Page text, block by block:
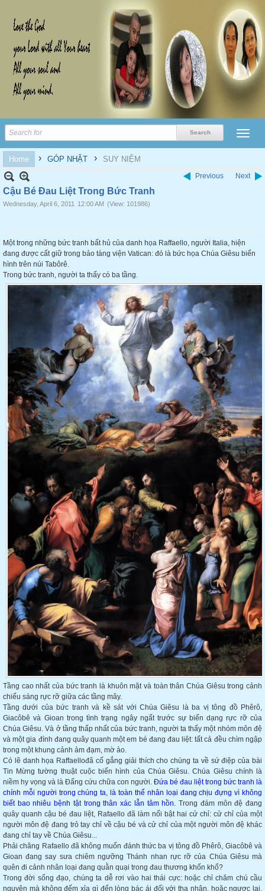
Home › GÓP NHẶT › SUY NIỆM
Previous Next
Cậu Bé Đau Liệt Trong Bức Tranh
Wednesday, April 6, 2011 12:00 AM (View: 101986)
Một trong những bức tranh bất hủ của danh họa Raffaello, người Italia, hiện
đang được cất giữ trong bảo tàng viện Vatican: đó là bức họa Chúa Giêsu biến
hình trên núi Tabôrê.
Trong bức tranh, người ta thấy có ba tầng.
Tầng cao nhất của bức tranh là khuôn mặt và toàn thân Chúa Giêsu trong cảnh
chiếu sáng rực rỡ giữa các tầng mây.
Tầng dưới của bức tranh và kề sát với Chúa Giêsu là ba vị tông đồ Phêrô,
Giacôbê và Gioan trong tình trạng ngây ngất trước sự biến dạng rực rỡ của
Chúa Giêsu. Và ở tầng thấp nhất của bức tranh, người ta thấy một nhóm môn đệ
và một gia đình đang quây quanh một em bé đang đau liệt: tất cả đều chìm ngập
trong một khung cảnh ảm đạm, mờ ảo.
Có lẽ danh họa Raffaellođã cố gắng giải thích cho chúng ta về sứ điệp của bài
Tin Mừng tường thuật cuộc biến hình của Chúa Giêsu. Chúa Giêsu chính là
niềm hy vọng và là Đấng cứu chữa con người. Đứa bé đau liệt trong bức tranh là
chính mỗi người trong chúng ta, là toàn thể nhân loại đang chịu đựng vì không
biết bao nhiêu bệnh tật trong thân xác lẫn tâm hồn.Trong đám môn đệ đang
quây quanh cậu bé đau liệt, Rafaello đã làm nổi bật hai cử chỉ: cử chỉ của một
người môn đệ đang trỏ tay chỉ về cậu bé và cử chỉ của một người môn đệ khác
đang chỉ tay về Chúa Giêsu...
Phải chăng Rafaello đã không muốn đánh thức ba vị tông đồ Phêrô, Giacôbê và
Gioan đang say sưa chiêm ngưỡng Thánh nhan rực rỡ của Chúa Giêsu mà
quên đi cảnh nhân loại đang quằn quại trong đau thương khốn khổ?
Trong đời sống đạo, chúng ta dễ rơi vào hai thái cực: hoặc chỉ chăm chú cầu
nguyện mà không đếm xỉa gì đến lòng bác ái đối với tha nhân, hoặc ngược lại,